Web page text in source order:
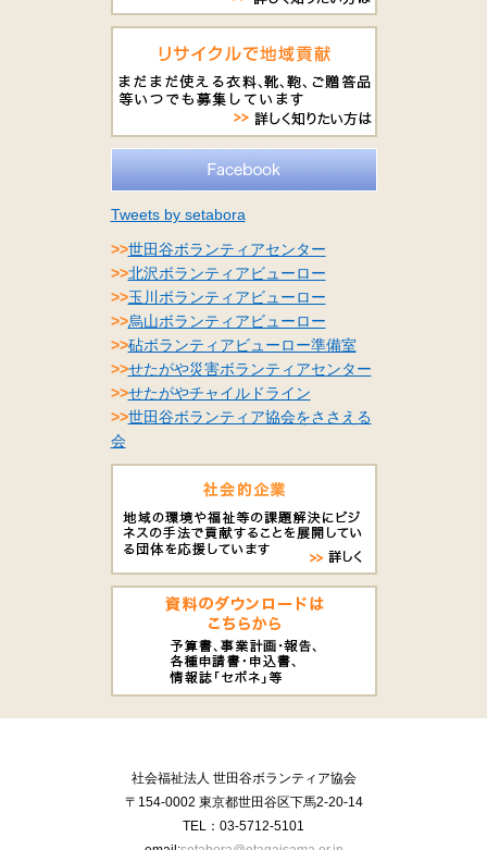
Tweets by setabora
>>世田谷ボランティアセンター
>>北沢ボランティアビューロー
>>玉川ボランティアビューロー
>>烏山ボランティアビューロー
>>砧ボランティアビューロー準備室
>>せたがや災害ボランティアセンター
>>せたがやチャイルドライン
>>世田谷ボランティア協会をささえる
会
社会福祉法人 世田谷ボランティア協会
〒154-0002 東京都世田谷区下馬2-20-14
TEL：03-5712-5101